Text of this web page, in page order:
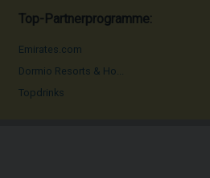
Top-Partnerprogramme:
Emirates.com
Dormio Resorts & Ho...
Topdrinks